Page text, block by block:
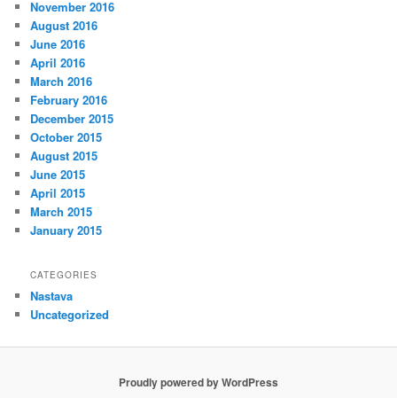
November 2016
August 2016
June 2016
April 2016
March 2016
February 2016
December 2015
October 2015
August 2015
June 2015
April 2015
March 2015
January 2015
CATEGORIES
Nastava
Uncategorized
Proudly powered by WordPress